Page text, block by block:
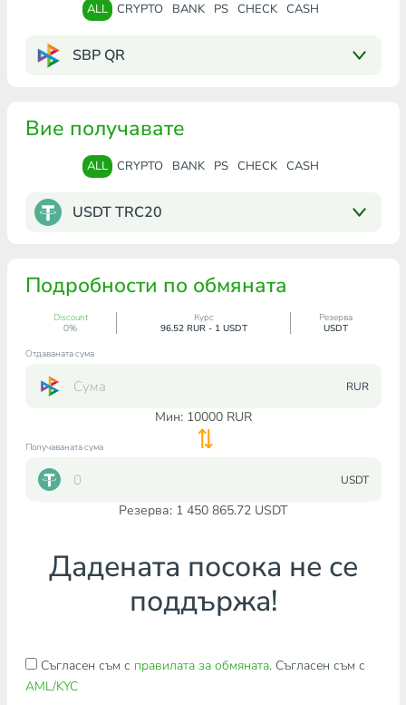
ALL CRYPTO BANK PS CHECK CASH
SBP QR
Вие получавате
ALL CRYPTO BANK PS CHECK CASH
USDT TRC20
Подробности по обмяната
Discount
0%
Курс
96.52 RUR - 1 USDT
Резерва
USDT
Отдаваната сума
RUR
Мин: 10000RUR
Получаваната сума
USDT
Резерва: 1 450 865.72 USDT
Дадената посока не се
поддържа!
Съгласен съм с правилата за обмяната. Съгласен съм с
AML/KYC